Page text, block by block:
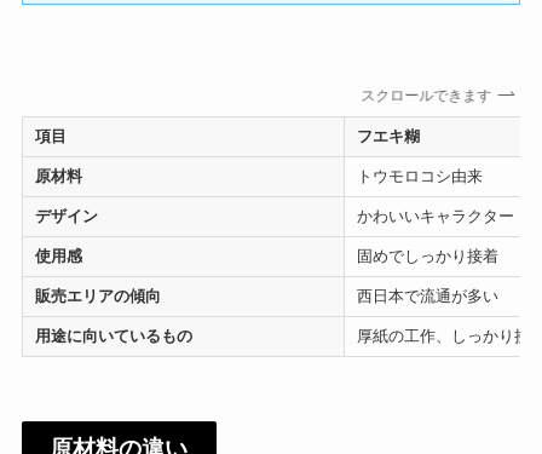
スクロールできます
項目 フエキ糊
原材料 トウモロコシ由来
デザイン かわいいキャラクター「
使用感 固めでしっかり接着
販売エリアの傾向 西日本で流通が多い
用途に向いているもの 厚紙の工作、しっかり接
原材料の違い